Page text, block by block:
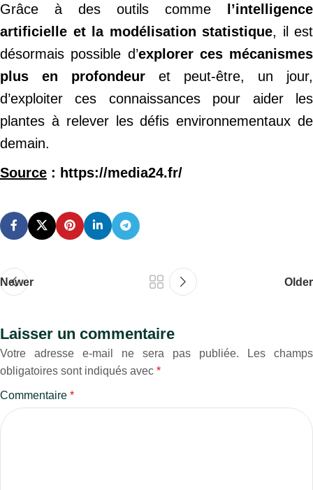
Grâce à des outils comme
l’intelligence
artificielle et la modélisation statistique, il est
désormais possible d’explorer ces mécanismes
plus en profondeur et peut-être, un jour,
d’exploiter ces connaissances pour aider les
plantes à relever les défis environnementaux de
demain.
Source : https://media24.fr/
Newer Older
Laisser un commentaire
Votre adresse e-mail ne sera pas publiée.
Les champs
obligatoires sont indiqués avec *
Commentaire *